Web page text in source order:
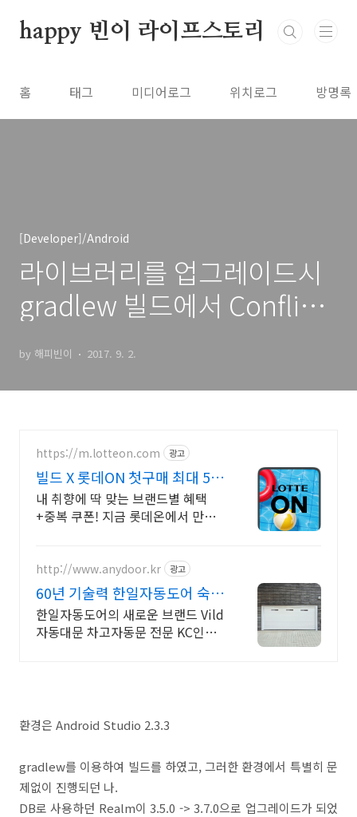
happy 빈이 라이프스토리
홈 태그 미디어로그 위치로그 방명록
[Developer]/Android
라이브러리를 업그레이드시
gradlew 빌드에서 Conflict
by 해피빈이 2017. 9. 2.
https://m.lotteon.com 광고
빌드 X 롯데ON 첫구매 최대 5천
원 혜택!
내 취향에 딱 맞는 브랜드별 혜택
+중복 쿠폰! 지금 롯데온에서 만나
http://www.anydoor.kr 광고
60년 기술력 한일자동도어 숙련
된시공팀 AS전담팀운영
한일자동도어의 새로운 브랜드 Vild
자동대문 차고자동문 전문 KC인증
환경은 Android Studio 2.3.3
gradlew를 이용하여 빌드를 하였고, 그러한 환경에서 특별히 문
제없이 진행되던 나.
DB로 사용하던 Realm이 3.5.0 -> 3.7.0으로 업그레이드가 되었